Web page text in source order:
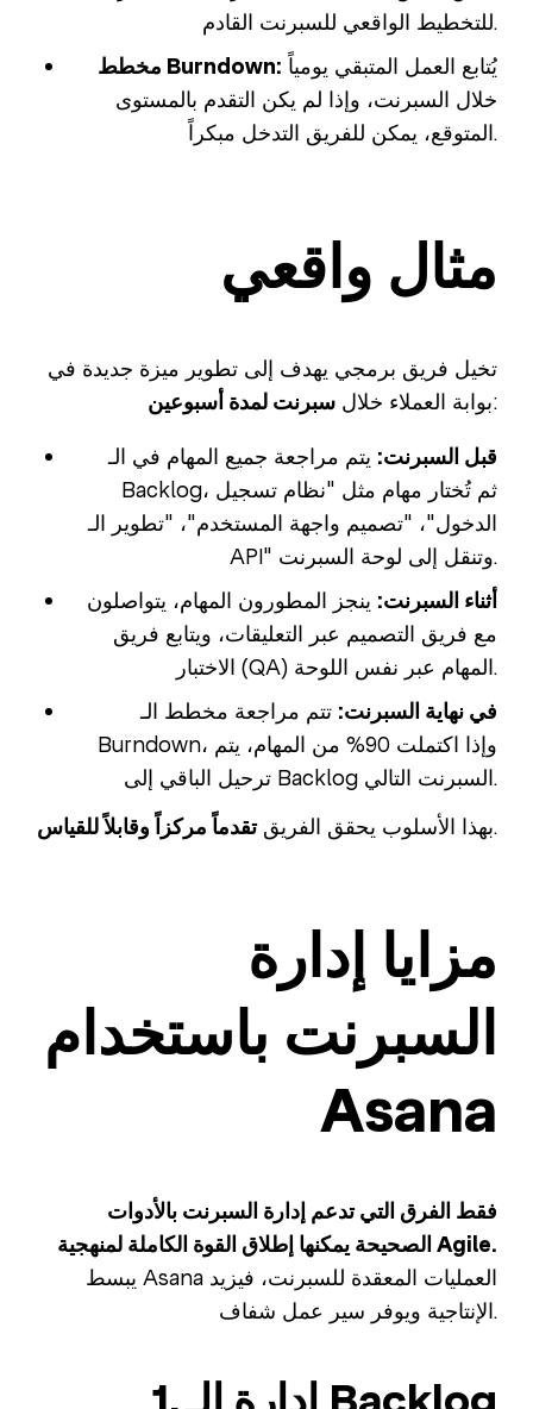
للتخطيط الواقعي للسبرنت القادم.
مخطط Burndown:
خلال السبرنت، وإذا لم يكن التقدم بالمستوى
المتوقع، يمكن للفريق التدخل مبكراً.
مثال واقعي
تخيل فريق برمجي يهدف إلى تطوير ميزة جديدة في
بوابة العملاء خلال سبرنت لمدة أسبوعين :
قبل السبرنت: يتم مراجعة جميع المهام في الـ
Backlog، ثم تُختار مهام مثل "نظام تسجيل
الدخول"، "تصميم واجهة المستخدم"، "تطوير الـ
API" وتنقل إلى لوحة السبرنت.
أثناء السبرنت: ينجز المطورون المهام، يتواصلون
مع فريق التصميم عبر التعليقات، ويتابع فريق
الاختبار (QA) المهام عبر نفس اللوحة.
في نهاية السبرنت: تتم مراجعة مخطط الـ
Burndown، وإذا اكتملت 90% من المهام، يتم
ترحيل الباقي إلى Backlog السبرنت التالي.
بهذا الأسلوب يحقق الفريقتقدماً مركزاً وقابلاً للقياس .
مزايا إدارة
السبرنت باستخدام
Asana
فقط الفرق التي تدعم إدارة السبرنت بالأدوات
الصحيحة يمكنها إطلاق القوة الكاملة لمنهجية Agile.
يبسط Asana العمليات المعقدة للسبرنت، فيزيد
الإنتاجية ويوفر سير عمل شفاف.